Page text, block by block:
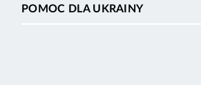
POMOC DLA UKRAINY